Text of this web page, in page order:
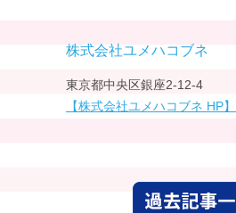
株式会社ユメハコブネ
東京都中央区銀座2-12-4
【株式会社ユメハコブネ HP】